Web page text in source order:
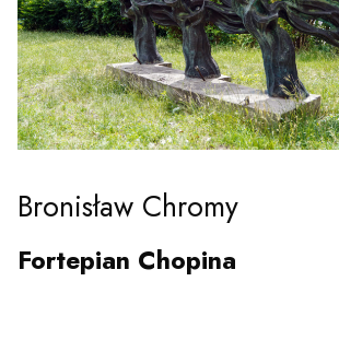
sal
Bronisław Chromy
Fortepian Chopina